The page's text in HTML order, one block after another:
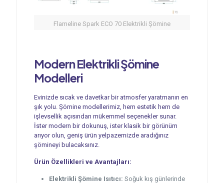
Flameline Spark ECO 70 Elektrikli Şömine
ModernElektrikli Şömine
Modelleri
Evinizde sıcak ve davetkar bir atmosfer yaratmanın en
şık yolu. Şömine modellerimiz, hem estetik hem de
işlevsellik açısından mükemmel seçenekler sunar.
İster modern bir dokunuş, ister klasik bir görünüm
arıyor olun, geniş ürün yelpazemizde aradığınız
şömineyi bulacaksınız.
Ürün Özellikleri ve Avantajları:
Elektrikli Şömine Isıtıcı: Soğuk kış günlerinde